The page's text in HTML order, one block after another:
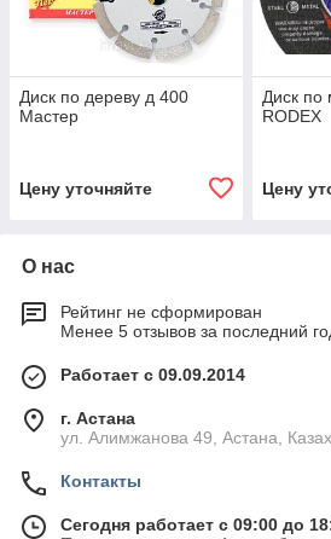
Диск по дереву д 400
Мастер
Цену уточняйте
Диск по
RODEX
Цену
О нас
Рейтинг не сформирован
Менее 5 отзывов за последний
Работает с 09.09.2014
г. Астана
ул. Алимжанова 49, Астана,
Контакты
Сегодня работает с 09:00 до